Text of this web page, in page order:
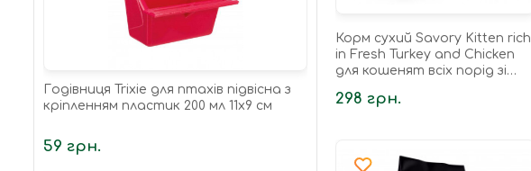
Годівниця Trixie для птахів підвісна з
кріпленням пластик 200 мл 11х9 см
59 грн.
Корм сухий Savory Kitten rich
in Fresh Turkey and Chicken
для кошенят всіх порід зі
400 г
298 грн.